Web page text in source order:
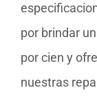
por brindar
por cien y
nuestras